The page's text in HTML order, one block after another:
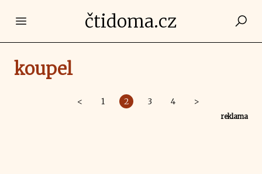
Open main menučtidoma.cz
koupel
< 1 2 3 4 >
reklama